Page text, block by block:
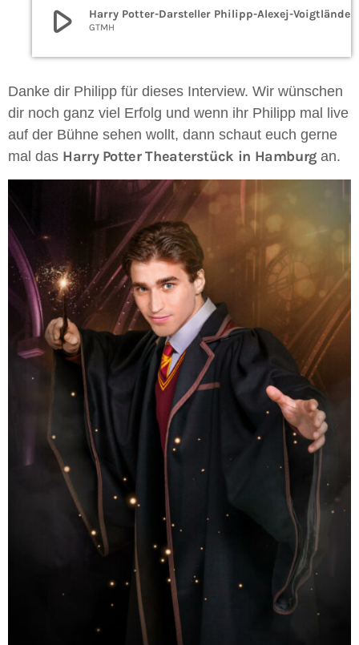
play_arrow GTMH
Danke dir Philipp für dieses Interview. Wir wünschen
dir noch ganz viel Erfolg und wenn ihr Philipp mal live
auf der Bühne sehen wollt, dann schaut euch gerne
mal das Harry Potter Theaterstück in Hamburg an.